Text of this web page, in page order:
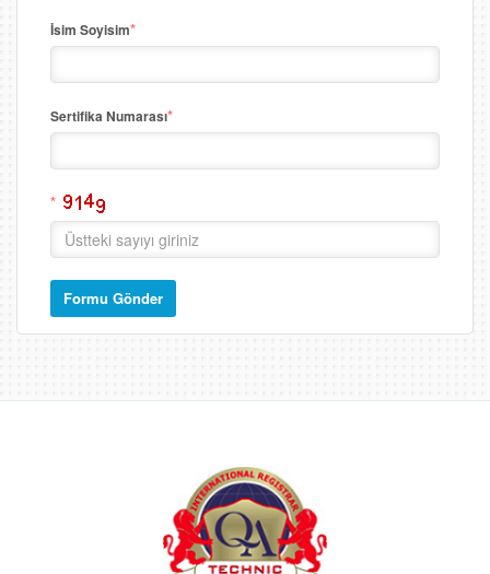
İsim Soyisim*
Sertifika Numarası*
*